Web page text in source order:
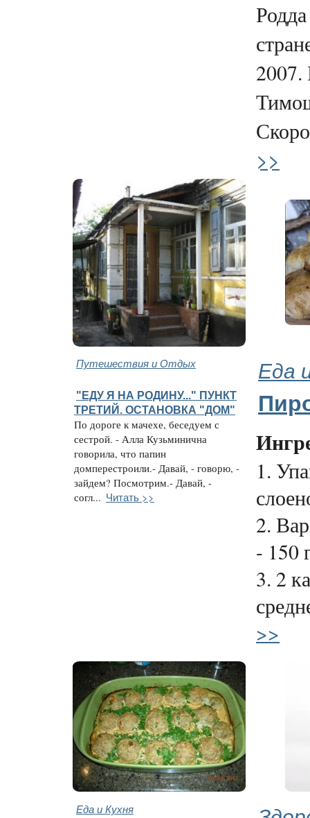
2007.
>>
Путешествия и Отдых Еда
"ЕДУ Я НА РОДИНУ..." ПУНКТ
ТРЕТИЙ. ОСТАНОВКА "ДОМ"
По дороге к мачехе, беседуем с
сестрой. - Алла Кузьминична
говорила, что папин
домперестроили.- Давай, - говорю, -
зайдем? Посмотрим.- Давай, -
согл... Читать >>
1.
2.
- 150
3. 2
>>
Еда и Кухня